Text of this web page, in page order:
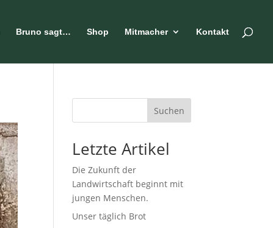
Bruno sagt… Shop Mitmacher Kontakt
Suchen
Letzte Artikel
Die Zukunft der
Landwirtschaft beginnt mit
jungen Menschen.
Unser täglich Brot